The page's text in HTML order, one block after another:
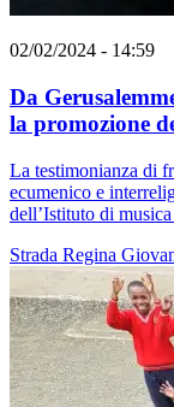
02/02/2024 - 14:59
Da
la promozione
La testimonianza di
ecumenico e
dell’Istituto di
Strada Regina